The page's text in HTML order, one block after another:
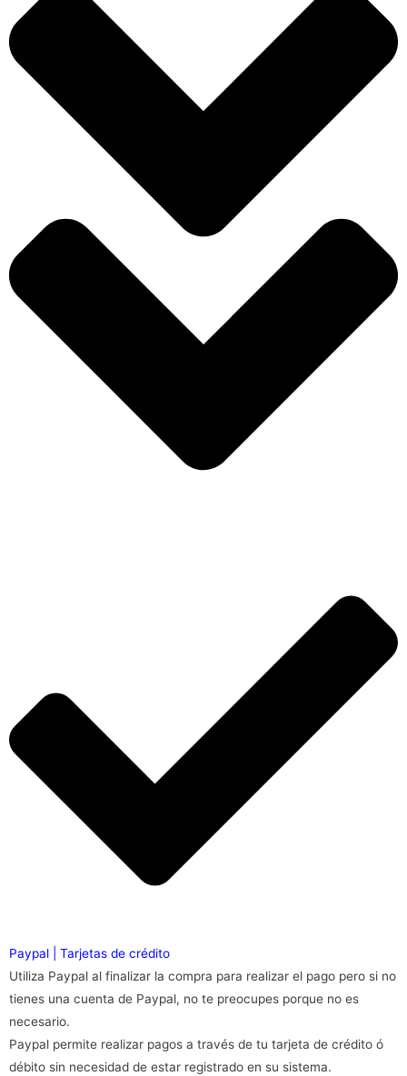
Paypal | Tarjetas de crédito
Utiliza Paypal al finalizar la compra para realizar el pago pero si no
tienes una cuenta de Paypal, no te preocupes porque no es
necesario.
Paypal permite realizar pagos a través de tu tarjeta de crédito ó
débito sin necesidad de estar registrado en su sistema.